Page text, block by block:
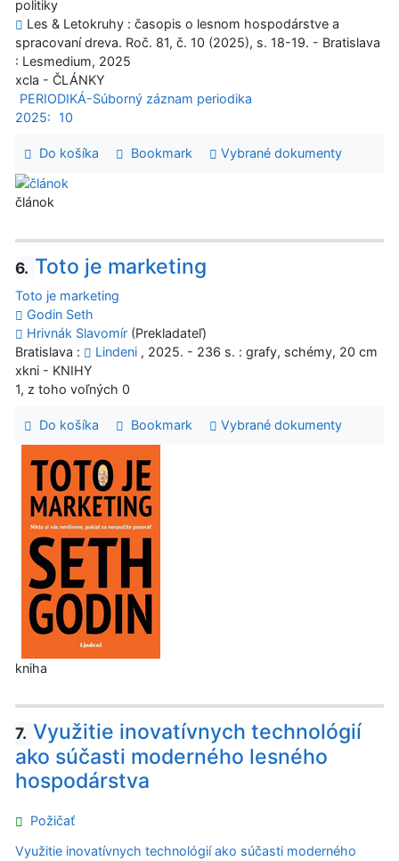
politiky
Les & Letokruhy : časopis o lesnom hospodárstve a
spracovaní dreva. Roč. 81, č. 10 (2025), s. 18-19. - Bratislava
: Lesmedium, 2025
xcla - ČLÁNKY
PERIODIKÁ-Súborný záznam periodika
2025:
10
Do košíka Bookmark Vybrané dokumenty
článok
6. Toto je marketing
Toto je marketing
Godin Seth
Hrivnák Slavomír (Prekladateľ)
Bratislava :
Lindeni , 2025. - 236 s. : grafy, schémy, 20 cm
xkni - KNIHY
1, z toho voľných 0
Do košíka Bookmark Vybrané dokumenty
kniha
7. Využitie inovatívnych technológií
ako súčasti moderného lesného
hospodárstva
Požičať
Využitie inovatívnych technológií ako súčasti moderného